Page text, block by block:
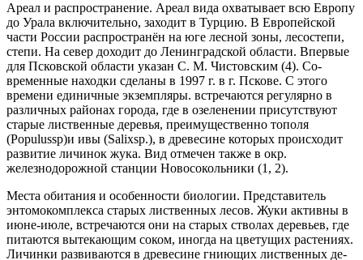
Ареал и распространение. Ареал вида охва­тывает всю Европу
до Урала включительно, заходит в Турцию. В Европейской
части России распростра­нён на юге лесной зоны, лесостепи,
степи. На север доходит до Ленинградской области. Впервые
для Псковской области указан С. М. Чистовским (4). Со­
временные находки сделаны в 1997 г. в г. Пскове. С этого
времени единичные экземпляры. встречают­ся регулярно в
различных районах города, где в озе­ленении присутствуют
старые лиственные деревья, преимущественно тополя
(Populussp)и ивы (Salixsp.), в древесине которых происходит
развитие личи­нок жука. Вид отмечен также в окр.
железнодорож­ной станции Новосокольники (1, 2).
Места обитания и особенности биологии. Представитель
энтомокомплекса старых лиственных лесов. Жуки активны в
июне-июле, встречаются они на старых стволах деревьев, где
питаются вытекаю­щим соком, иногда на цветущих растениях.
Личинки развиваются в древесине гниющих лиственных де­